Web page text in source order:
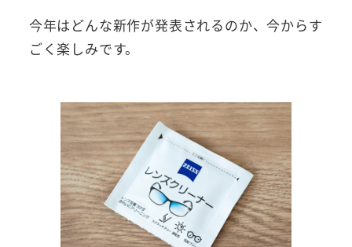
今年はどんな新作が発表されるのか、今からす
ごく楽しみです。